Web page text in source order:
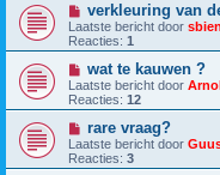
verkleuring van
Laatste bericht door
Reacties: 1
wat te kauwen ?
Laatste bericht door
Reacties: 12
rare vraag?
Laatste bericht door
Reacties: 3